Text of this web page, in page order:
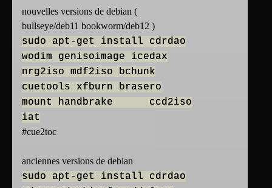
nouvelles versions de debian (
bullseye/deb11 bookworm/deb12 )
sudo apt-get install cdrdao
wodim genisoimage icedax
nrg2iso mdf2iso bchunk
cuetools xfburn brasero
mount handbrake ccd2iso
iat
#cue2toc
anciennes versions de debian
sudo apt-get install cdrdao